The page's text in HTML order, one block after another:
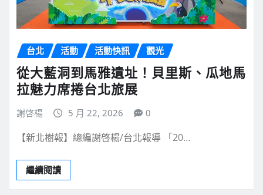
台北 活動 活動快訊 觀光
從大藍洞到馬雅遺址！貝里斯、瓜地馬
拉魅力席捲台北旅展
謝啓楊 5 月 22, 2026 0
【新北樹報】總編謝啓楊/台北報導 「20…
繼續閱讀